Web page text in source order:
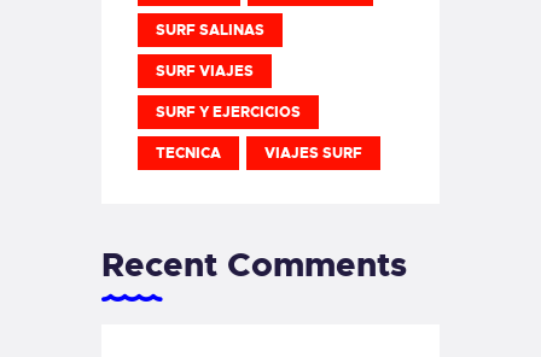
SURF SALINAS
SURF VIAJES
SURF Y EJERCICIOS
TECNICA VIAJES SURF
Recent Comments